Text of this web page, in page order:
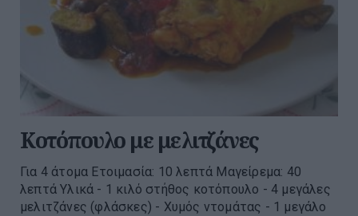
Κοτόπουλο με μελιτζάνες
Για 4 άτομα Ετοιμασία: 10 λεπτά Μαγείρεμα: 40
λεπτά Υλικά - 1 κιλό στήθος κοτόπουλο - 4 μεγάλες
μελιτζάνες (φλάσκες) - Χυμός ντομάτας - 1 μεγάλο